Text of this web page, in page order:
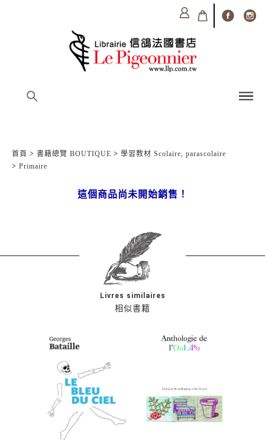
首頁 > 書籍總覽 BOUTIQUE > 學習教材 Scolaire, parascolaire
> Primaire
這個商品尚未開始銷售！
相似書籍
Livres similaires